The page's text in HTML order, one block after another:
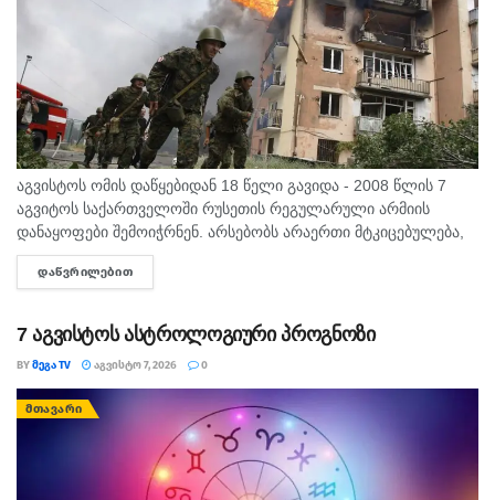
აგვისტოს ომის დაწყებიდან 18 წელი გავიდა - 2008 წლის 7
აგვიტოს საქართველოში რუსეთის რეგულარული არმიის
დანაყოფები შემოიჭრნენ. არსებობს არაერთი მტკიცებულება,
რომლითაც დადასტურდა, რომ რუსეთის ჯარმა საქართველოს
სახელმწიფო საზღვარი სწორედ 7...
ᲓᲐᲬᲕᲠᲘᲚᲔᲑᲘᲗ
7 აგვისტოს ასტროლოგიური პროგნოზი
BYᲛᲔᲒᲐ TV ᲐᲒᲕᲘᲡᲢᲝ 7, 2026 0
ᲛᲗᲐᲕᲐᲠᲘ